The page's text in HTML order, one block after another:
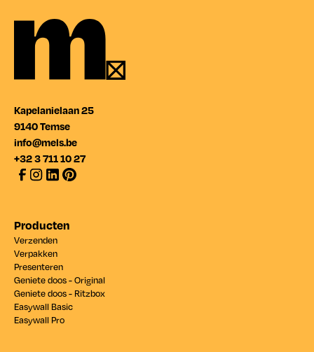
Kapelanielaan 25
9140 Temse
info@mels.be
+32 3 711 10 27
Producten
Verzenden
Verpakken
Presenteren
Geniete doos - Original
Geniete doos - Ritzbox
Easywall Basic
Easywall Pro